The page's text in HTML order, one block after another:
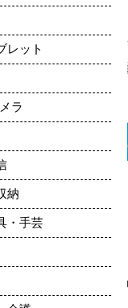
レット
ラ
納
・手芸